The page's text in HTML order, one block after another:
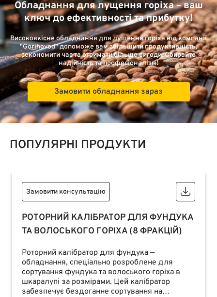
Обладнання для лущення горіха – ваш
ключ до ефективності та прибутку!
Високоякісне обладнання для лущення горіха від компанії
"Gorihovod" допоможе вам збільшити продуктивність,
зекономити час та отримати більше вигоди. Обирайте
надійність та професіоналізм!
Замовити обладнання зараз
ПОПУЛЯРНІ ПРОДУКТИ
Замовити консультацію
РОТОРНИЙ КАЛІБРАТОР ДЛЯ ФУНДУКА
ТА ВОЛОСЬКОГО ГОРІХА (8 ФРАКЦІЙ)
Роторний калібратор для фундука —
обладнання, спеціально розроблене для
сортування фундука та волоського горіха в
шкаралупі за розмірами. Цей калібратор
забезпечує бездоганне сортування на